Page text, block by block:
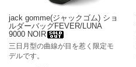
jack gomme(ジャックゴム) ショ
ルダーバッグFEVER/LUNA
9000 NOIR
三日月型の曲線が目を惹く限定モ
デルです。